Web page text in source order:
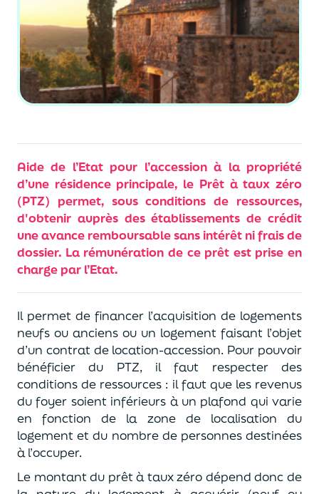
Aide de l’Etat pour l’accession à la propriété
d’une résidence principale, le Prêt à taux zéro
(PTZ) permet, sous conditions de ressources,
d'obtenir auprès des établissements de crédit
une avance remboursable sans intérêt ni frais de
dossier. La rémunération de ce prêt est prise en
charge par l’Etat.
Il permet de financer l’acquisition de logements
neufs ou anciens ou un logement faisant l’objet
d’un contrat de location-accession. Pour pouvoir
bénéficier du PTZ, il faut respecter des
conditions de ressources : il faut que les revenus
du foyer soient inférieurs à un plafond qui varie
en fonction de la zone de localisation du
logement et du nombre de personnes destinées
à l’occuper.
Le montant du prêt à taux zéro dépend donc de